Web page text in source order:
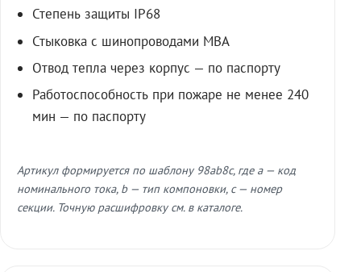
Степень защиты IP68
Стыковка с шинопроводами МВА
Отвод тепла через корпус — по паспорту
Работоспособность при пожаре не менее 240
мин — по паспорту
Артикул формируется по шаблону 98ab8c, где a — код
номинального тока, b — тип компоновки, c — номер
секции. Точную расшифровку см. в каталоге.